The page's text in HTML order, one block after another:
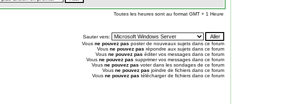
Toutes les heures sont au format GMT + 1 Heure
Sauter vers:
Vous ne pouvez pas poster de nouveaux sujets dans ce forum
Vous ne pouvez pas répondre aux sujets dans ce forum
Vous ne pouvez pas éditer vos messages dans ce forum
Vous ne pouvez pas supprimer vos messages dans ce forum
Vous ne pouvez pas voter dans les sondages de ce forum
Vous ne pouvez pas joindre de fichiers dans ce forum
Vous ne pouvez pas télécharger de fichiers dans ce forum